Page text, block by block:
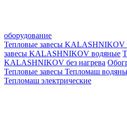
оборудование
Тепловые завесы KALASHNIKOV
завесы KALASHNIKOV водяные
KALASHNIKOV без нагрева
Тепловые завесы Тепломаш
Тепломаш электрические